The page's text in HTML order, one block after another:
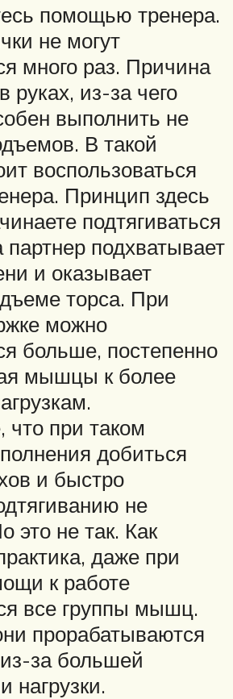
помощью тренера.
не могут
много раз. Причина
из-за чего
выполнить не
В такой
воспользоваться
Принцип здесь
подтягиваться
партнер подхватывает
и оказывает
торса. При
можно
больше, постепенно
мышцы к более
что при таком
добиться
и быстро
не
это не так. Как
даже при
к работе
все группы мышц.
прорабатываются
за большей
нагрузки.